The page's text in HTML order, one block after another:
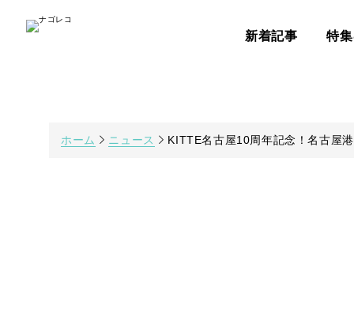
新着記事 特
ホーム ニュース KITTE名古屋10周年記念！名古屋